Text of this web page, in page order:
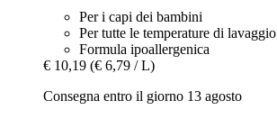
Per i capi dei bambini
Per tutte le temperature di lavaggio
Formula ipoallergenica
€ 10,19 (€ 6,79 / L)
Consegna entro il giorno 13 agosto